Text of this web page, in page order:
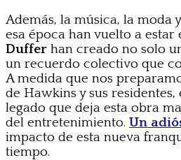
Además, la música, la moda
esa época han vuelto a estar
Duffer han creado no solo
un recuerdo colectivo que
A medida que nos
de Hawkins y sus
legado que deja esta obra
del entretenimiento. Un
impacto de esta nueva
tiempo.